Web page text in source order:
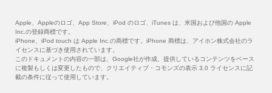
Apple、Appleのロゴ、App Store、iPod のロゴ、iTunes は、米国および他国の Apple
Inc.の登録商標です。
iPhone、iPod touch は Apple Inc.の商標です。iPhone 商標は、アイホン株式会社のラ
イセンスに基づき使用されています。
このドキュメントの内容の一部は、Google社が作成、提供しているコンテンツをベース
に複製もしくは変更したもので、クリエイティブ・コモンズの表示 3.0 ライセンスに記
載の条件に従って使用しています。